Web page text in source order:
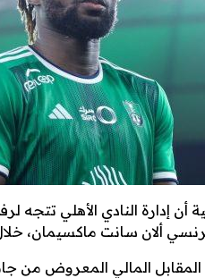
إدارة النادي الأهلي تتجه
ألان سانت ماكسيمان، خلال
المالي المعروض من